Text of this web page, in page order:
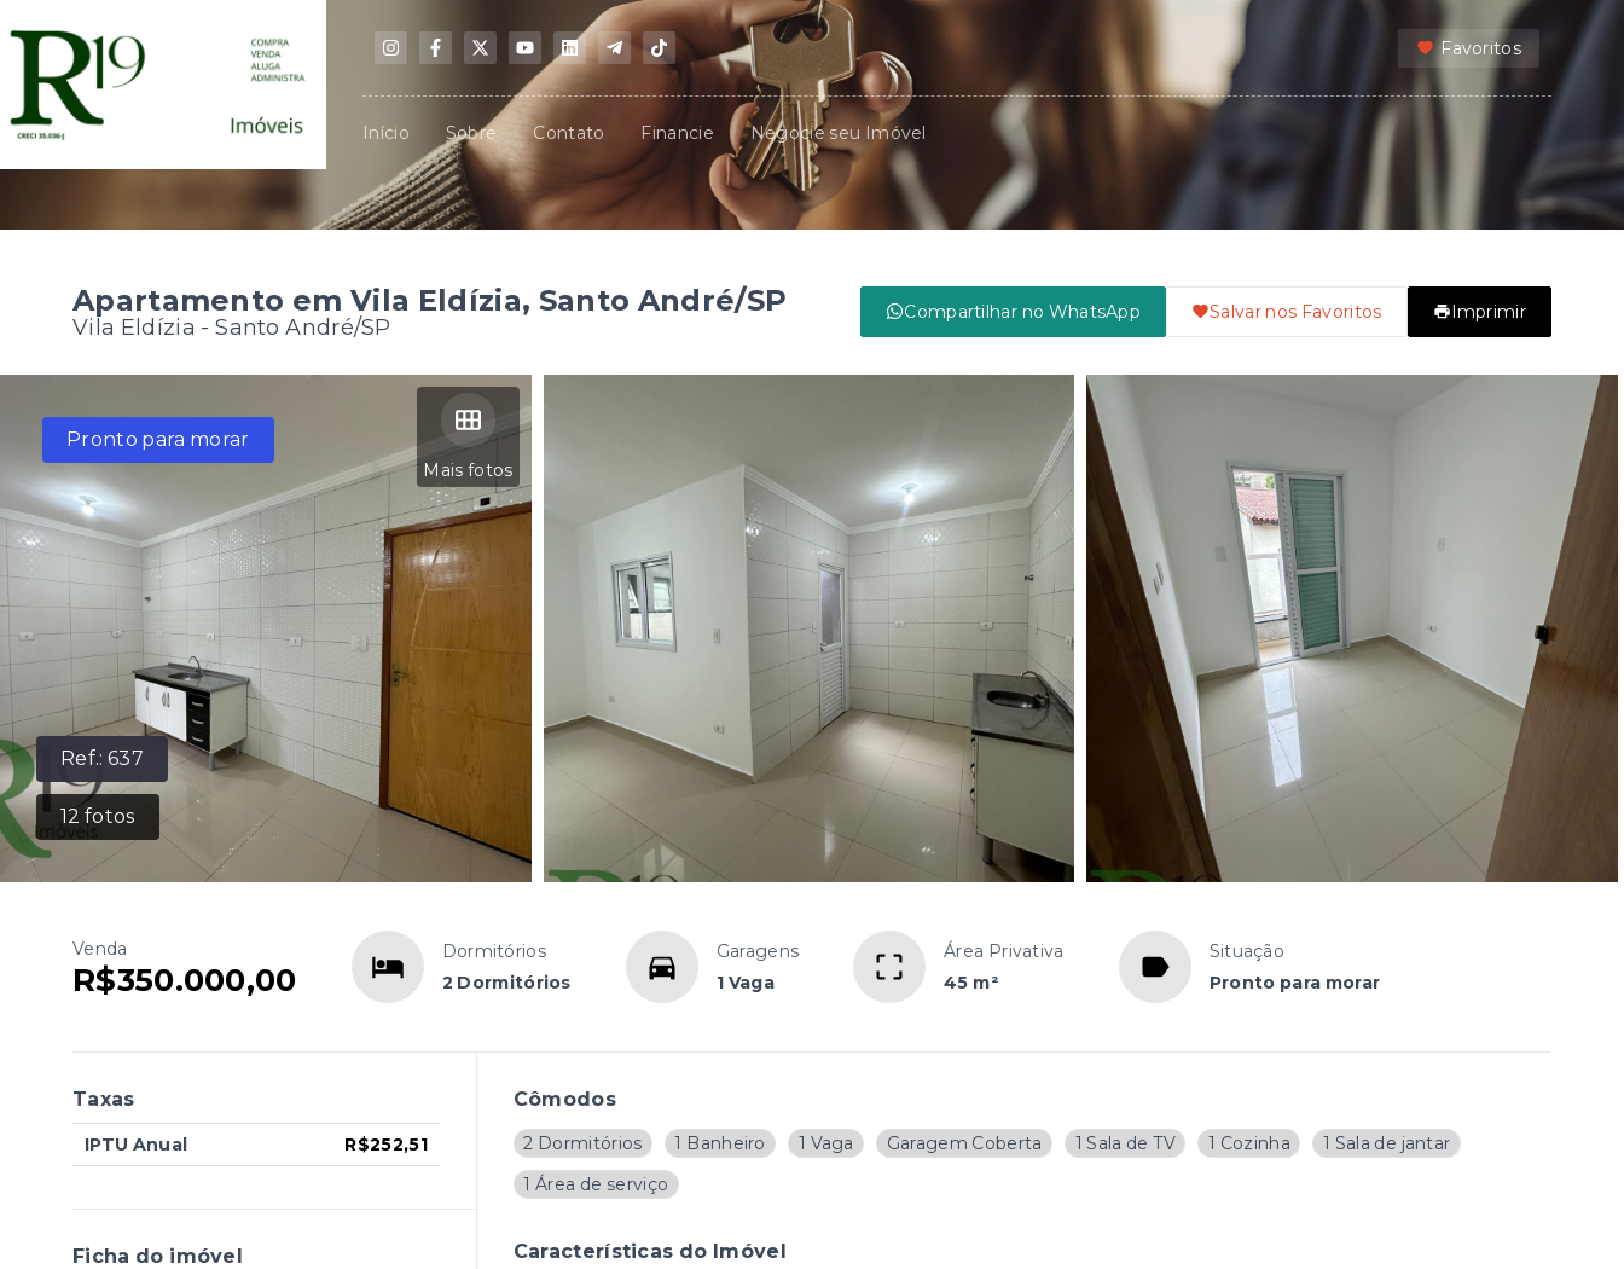
Favoritos
Início Sobre Contato Financie Negocie seu Imóvel
Apartamento em Vila Eldízia, Santo André/SP
Vila Eldízia - Santo André/SP
Compartilhar no WhatsApp Salvar nos Favoritos Imprimir
Ref.:637
12 fotos
Mais fotos
Pronto para morar
Venda
R$350.000,00
Dormitórios
2 Dormitórios
Garagens
1 Vaga
Área Privativa
45 m²
Situação
Pronto para morar
Cômodos
2 Dormitórios 1 Banheiro 1 Vaga Garagem Coberta 1 Sala de TV 1 Cozinha
1 Sala de jantar
1 Área de serviço
Características do Imóvel
Taxas
IPTU Anual R$252,51
Ficha do imóvel